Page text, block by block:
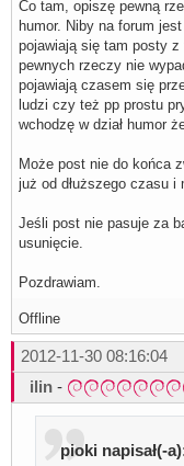
Co tam, opiszę pewną
humor. Niby na forum
pojawiają się tam posty
pewnych rzeczy nie
pojawiają czasem się
ludzi czy też pp prostu
wchodzę w dział humor
Może post nie do końca
już od dłuższego czasu i
Jeśli post nie pasuje za
usunięcie.
Pozdrawiam.
Offline
2012-11-30 08:16:04
ilin -
pioki napisał(-